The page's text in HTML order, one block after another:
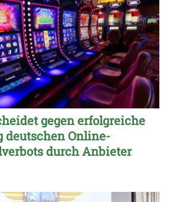
gegen erfolgreiche
deutschen Online-
durch Anbieter